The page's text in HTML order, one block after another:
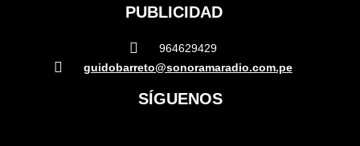
PUBLICIDAD
964629429
guidobarreto@sonoramaradio.com.pe
SÍGUENOS